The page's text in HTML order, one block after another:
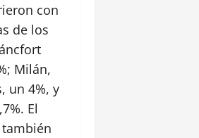
con
de los
Milán,
un 4%, y
El
también